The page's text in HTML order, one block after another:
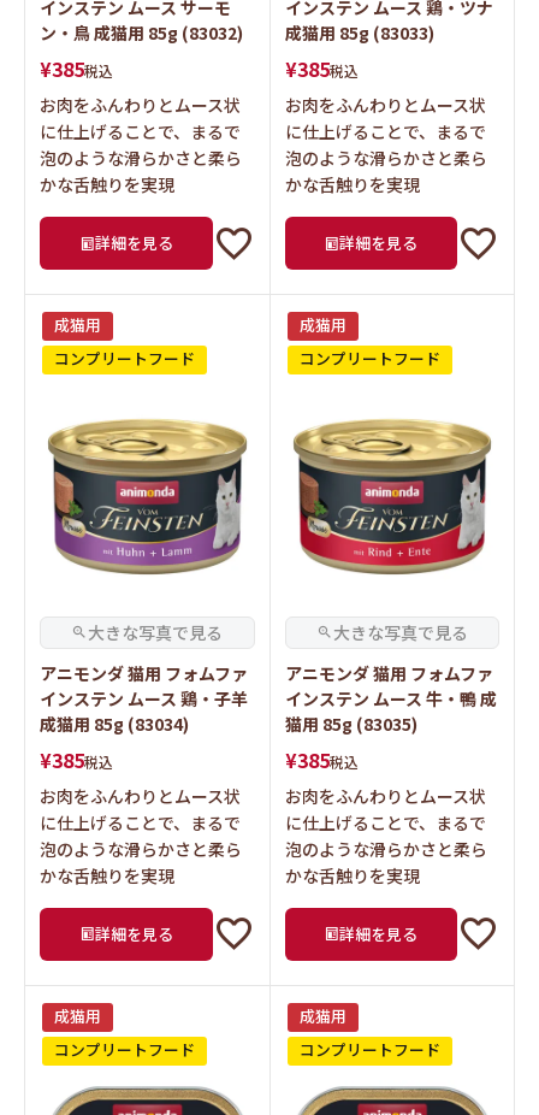
¥ 385税込
に仕上げることで、まるで
泡のような滑らかさと柔ら
かな舌触りを実現
詳細を見る
¥385税込
に仕上げることで、まるで
泡のような滑らかさと柔ら
かな舌触りを実現
詳細を見る
成猫用
アニモンダ 猫用 フォムファ
インステン ムース 鶏・子羊
成猫用 85g (83034)
¥ 385税込
お肉をふんわりとムース状
に仕上げることで、まるで
泡のような滑らかさと柔ら
かな舌触りを実現
詳細を見る
成猫用
アニモンダ 猫用 フォムファ
インステン ムース 牛・鴨 成
猫用 85g (83035)
¥385税込
お肉をふんわりとムース状
に仕上げることで、まるで
泡のような滑らかさと柔ら
かな舌触りを実現
詳細を見る
成猫用
成猫用